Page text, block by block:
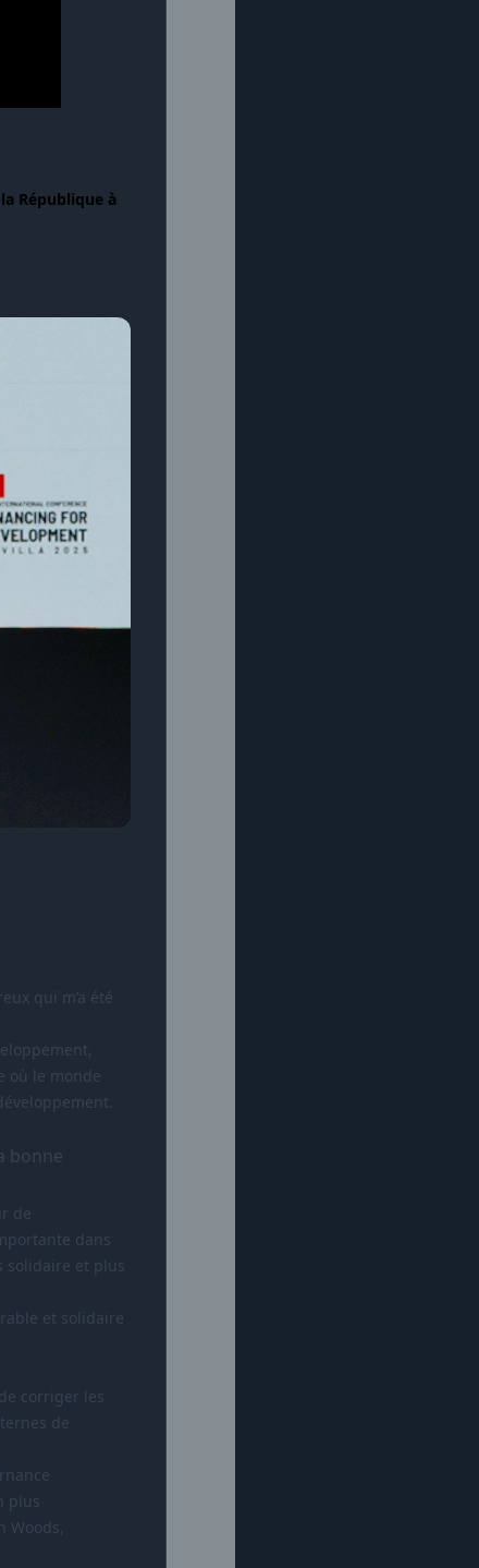
République à
qui m’a été
où le monde
bonne
de
dans
solidaire et plus
et solidaire
corriger les
de
plus
Woods,